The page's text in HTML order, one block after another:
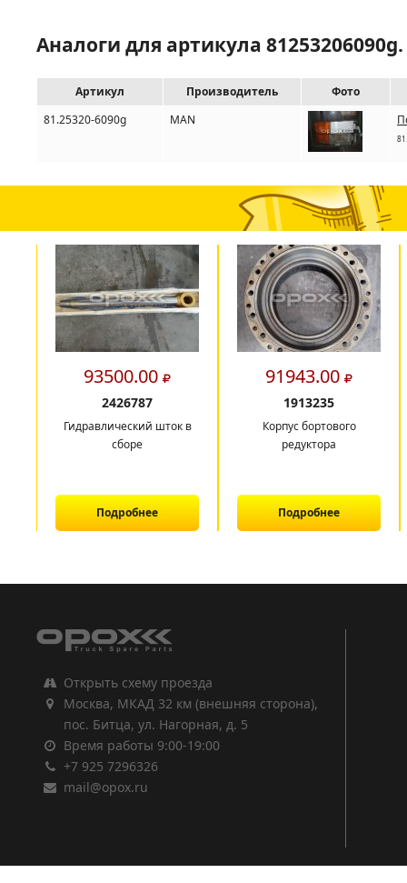
Аналоги для артикула
Артикул Производитель
Фото
81.25320-6090g
MAN
93500.00
2426787
Гидравлический шток в
сборе
Подробнее
91943.00
1913235
Корпус бортового
редуктора
Подробнее
Открыть схему проезда
Москва, МКАД 32 км (внешняя сторона),
пос. Битца, ул. Нагорная, д. 5
Время работы 9:00-19:00
+7 925 7296326
mail@opox.ru